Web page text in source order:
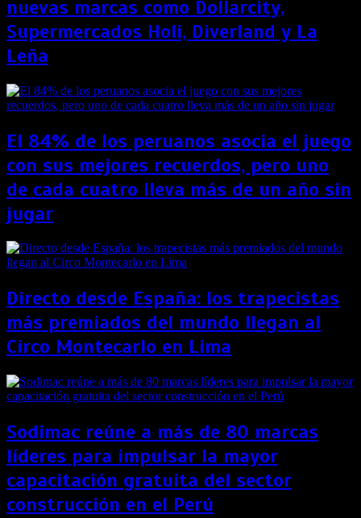
nuevas marcas como Dollarcity,
Supermercados Holi, Diverland y La
Leña
El 84% de los peruanos asocia el juego
con sus mejores recuerdos, pero uno
de cada cuatro lleva más de un año sin
jugar
Directo desde España: los trapecistas
más premiados del mundo llegan al
Circo Montecarlo en Lima
Sodimac reúne a más de 80 marcas
líderes para impulsar la mayor
capacitación gratuita del sector
construcción en el Perú